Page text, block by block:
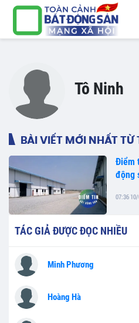
Tô Ninh
BÀI VIẾT MỚI NHẤT TỪ
Điểm
động
07:36
TÁC GIẢ ĐƯỢC ĐỌC NHIỀU
Minh Phương
Hoàng Hà